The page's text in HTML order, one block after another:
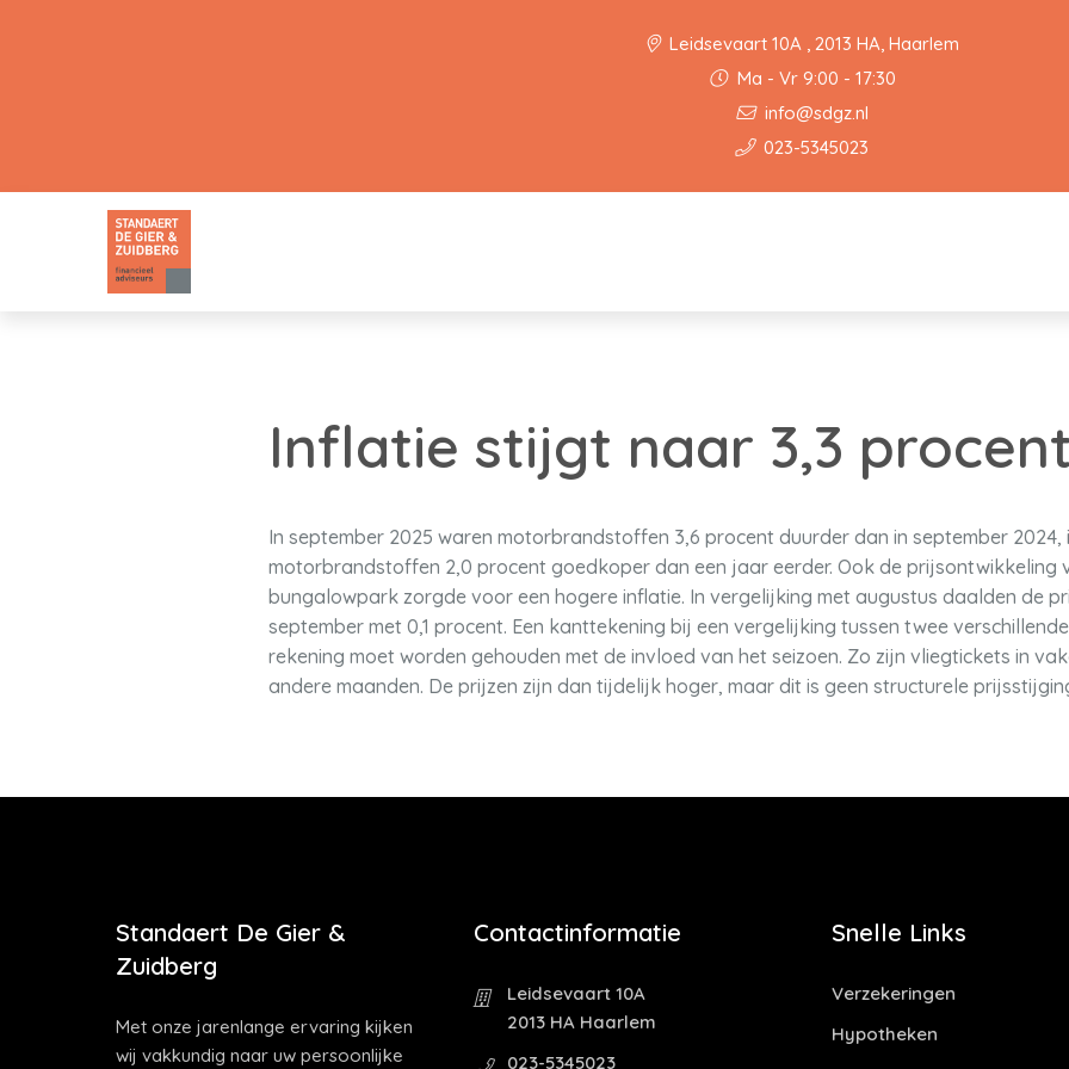
Leidsevaart 10A , 2013 HA, Haarlem
Ma - Vr 9:00 - 17:30
info@sdgz.nl
023-5345023
Inflatie stijgt naar 3,3
In september 2025 waren motorbrandstoffen 3,6 procent duurder dan in september 2024,
motorbrandstoffen 2,0 procent goedkoper dan een jaar eerder. Ook de prijsontwikkeling
bungalowpark zorgde voor een hogere inflatie. In vergelijking met augustus daalden de
september met 0,1 procent. Een kanttekening bij een vergelijking tussen twee
rekening moet worden gehouden met de invloed van het seizoen. Zo zijn vliegtickets in
andere maanden. De prijzen zijn dan tijdelijk hoger, maar dit is geen structurele
Standaert De Gier &
Zuidberg
Met onze jarenlange ervaring kijken
wij vakkundig naar uw persoonlijke
Contactinformatie
Leidsevaart 10A
2013 HA Haarlem
023-5345023
Snelle Links
Verzekeringen
Hypotheken